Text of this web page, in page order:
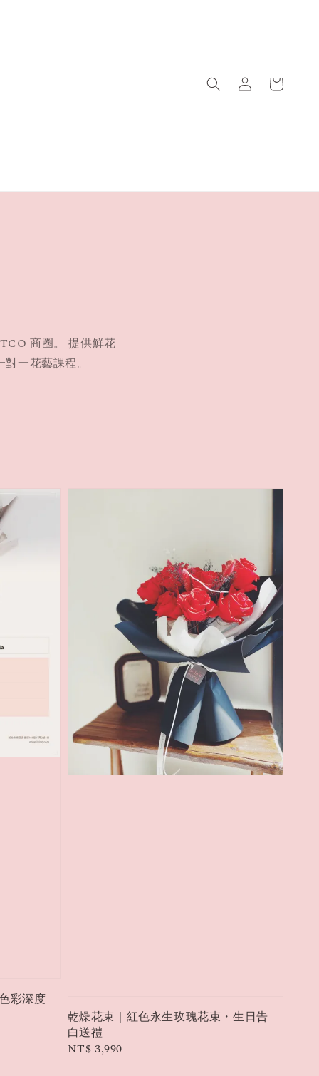
商圈。 提供鮮花
一花藝課程。
彩深度
乾燥花束｜紅色永生玫瑰花束・生日告
白送禮
Regular
NT$ 3,990